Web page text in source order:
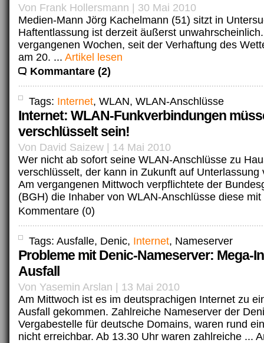
Von Frank Hollersmann | 30 Mai 2010
Medien-Mann Jörg Kachelmann (51) sitzt in
Haftentlassung ist derzeit äußerst
vergangenen Wochen, seit der Verhaftung des
am 20. ... Artikel lesen
Kommantare (2)
Tags: Internet, WLAN, WLAN-Anschlüsse
Internet: WLAN-Funkverbindungen
verschlüsselt sein!
Von David Saizew | 14 Mai 2010
Wer nicht ab sofort seine WLAN-Anschlüsse zu
verschlüsselt, der kann in Zukunft auf Unterlassung
Am vergangenen Mittwoch verpflichtete der
(BGH) die Inhaber von WLAN-Anschlüsse diese
Kommentare (0)
Tags: Ausfalle, Denic, Internet, Nameserver
Probleme mit Denic-Nameserver: Mega-
Ausfall
Von Yasemin Arslan | 13 Mai 2010
Am Mittwoch ist es im deutsprachigen Internet zu
Ausfall gekommen. Zahlreiche Nameserver der
Vergabestelle für deutsche Domains, waren rund
nicht erreichbar. Ab 13.30 Uhr waren zahlreiche ...